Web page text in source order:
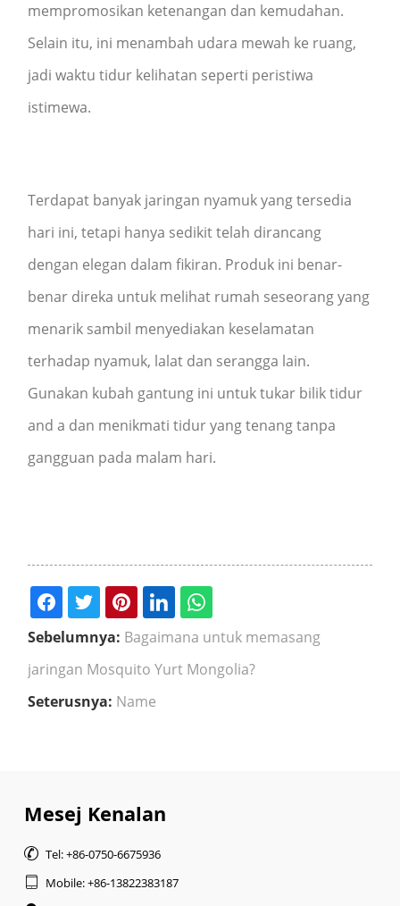
mempromosikan ketenangan dan kemudahan.
Selain itu, ini menambah udara mewah ke ruang,
jadi waktu tidur kelihatan seperti peristiwa
istimewa.
Terdapat banyak jaringan nyamuk yang tersedia
hari ini, tetapi hanya sedikit telah dirancang
dengan elegan dalam fikiran. Produk ini benar-
benar direka untuk melihat rumah seseorang yang
menarik sambil menyediakan keselamatan
terhadap nyamuk, lalat dan serangga lain.
Gunakan kubah gantung ini untuk tukar bilik tidur
and a dan menikmati tidur yang tenang tanpa
gangguan pada malam hari.
Sebelumnya: Bagaimana untuk memasang
jaringan Mosquito Yurt Mongolia?
Seterusnya: Name
Mesej Kenalan
 Tel: +86-0750-6675936
 Mobile: +86-13822383187